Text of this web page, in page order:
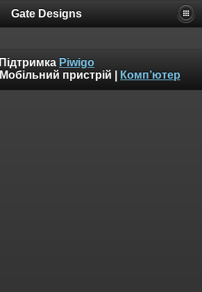
Gate Designs
Підтримка Piwigo
Мобільний пристрій Комп’ютер